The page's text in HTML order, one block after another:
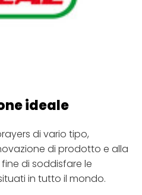
ideale
di vario tipo,
di prodotto e alla
di soddisfare le
in tutto il mondo.